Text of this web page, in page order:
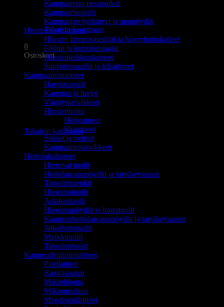
Ostoskori on tyhjä.
Takaisin kauppaan
0
Ostoskori
Ostoskori on tyhjä.
Takaisin kauppaan
Kampaamon pesupaikat
Kampaamopeilit
Kampaajan työkärryt ja apupöydät
Hiustenhoitolaitteet
Hiusten lämpösäteilijät ja höyryhoitolaitteet
Föönit ja kupukuivaajat
Hiustenleikkuukoneet
Suoristusraudat ja kihartimet
Kampaamotuotteet
Harjoituspäät
Kammat ja harjat
Värjäystarvikkeet
Hiustenhoito
Hoitoaineet
Shampoot
Sakset ja veitset
Kampaamotarvikkeet
Hoitolakalusteet
Hierovat tuolit
Hoitolan apupöydät ja tarvikevaunut
Tatuointipenkit
Hierontatuolit
Asiakastuolit
Hierontapöydät ja hoitotuolit
Kauneushoitolan apupöydät ja tarvikevaunut
Jalkahoitotuolit
Meikkituolit
Tatuointituolit
Kauneudenhoitolaitteet
Pienlaitteet
Kasvosaunat
Mikrohionta
Mikroneulaus
Monitoimilaitteet